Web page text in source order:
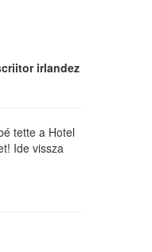
irlandez
tette a Hotel
Ide vissza